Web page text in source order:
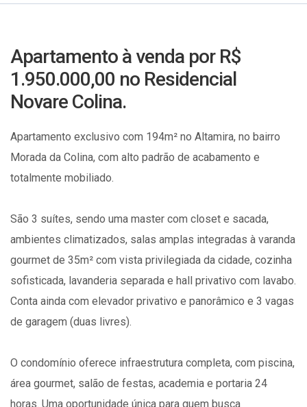
Apartamento à venda por R$
1.950.000,00 no Residencial
Novare Colina.
Apartamento exclusivo com 194m² no Altamira, no bairro
Morada da Colina, com alto padrão de acabamento e
totalmente mobiliado.
São 3 suítes, sendo uma master com closet e sacada,
ambientes climatizados, salas amplas integradas à varanda
gourmet de 35m² com vista privilegiada da cidade, cozinha
sofisticada, lavanderia separada e hall privativo com lavabo.
Conta ainda com elevador privativo e panorâmico e 3 vagas
de garagem (duas livres).
O condomínio oferece infraestrutura completa, com piscina,
área gourmet, salão de festas, academia e portaria 24
horas. Uma oportunidade única para quem busca